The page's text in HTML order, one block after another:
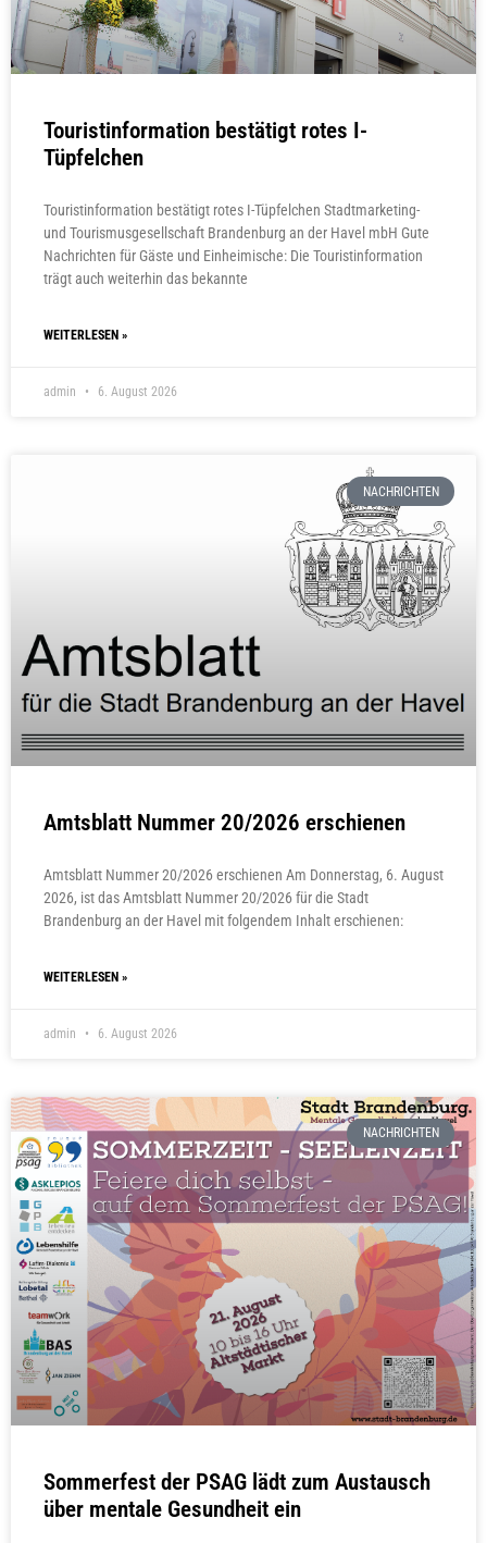
Touristinformation bestätigt rotes I-
Tüpfelchen
Touristinformation bestätigt rotes I-Tüpfelchen Stadtmarketing-
und Tourismusgesellschaft Brandenburg an der Havel mbH Gute
Nachrichten für Gäste und Einheimische: Die Touristinformation
trägt auch weiterhin das bekannte
WEITERLESEN »
admin 6. August 2026
NACHRICHTEN
Amtsblatt Nummer 20/2026 erschienen
Amtsblatt Nummer 20/2026 erschienen Am Donnerstag, 6. August
2026, ist das Amtsblatt Nummer 20/2026 für die Stadt
Brandenburg an der Havel mit folgendem Inhalt erschienen:
WEITERLESEN »
admin 6. August 2026
NACHRICHTEN
Sommerfest der PSAG lädt zum Austausch
über mentale Gesundheit ein